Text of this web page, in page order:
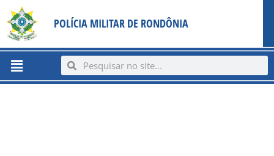
content
para
conteúdo
POLÍCIA MILITAR DE RONDÔNIA
Menu SearchSearch